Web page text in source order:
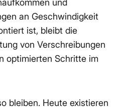
und
an Geschwindigkeit
ist, bleibt die
von Verschreibungen
optimierten Schritte im
bleiben. Heute existieren